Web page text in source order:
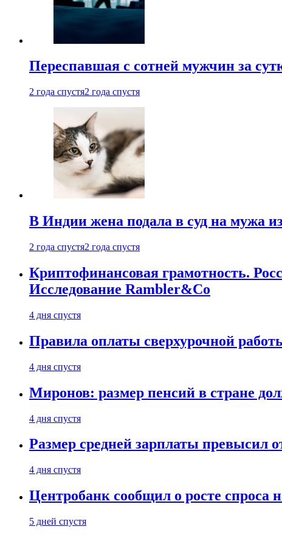
Переспавшая с сотней мужчин за
2 года спустя2 года спустя
В Индии жена подала в суд на мужа
2 года спустя2 года спустя
Криптофинансовая грамотность.
Исследование Rambler&Co
4 дня спустя
Правила оплаты сверхурочной
4 дня спустя
Миронов: размер пенсий в стране
4 дня спустя
Размер средней зарплаты превысил
4 дня спустя
Центробанк сообщил о росте спроса
5 дней спустя